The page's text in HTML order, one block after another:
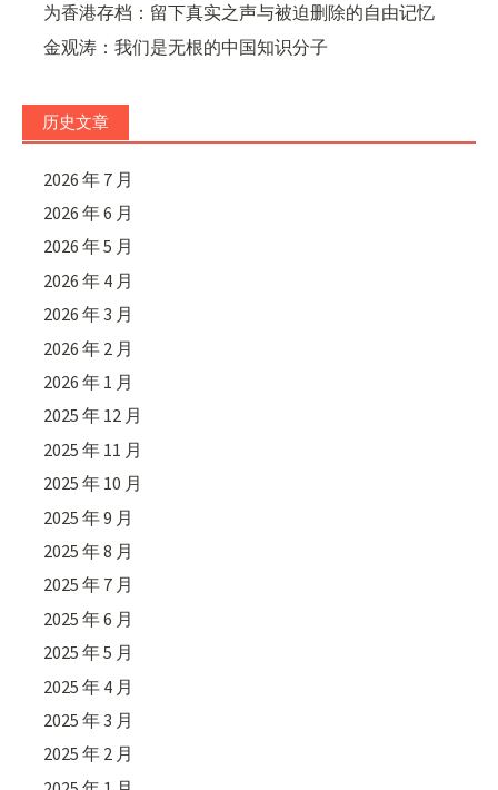
为香港存档：留下真实之声与被迫删除的自由记忆
金观涛：我们是无根的中国知识分子
历史文章
2026 年 7 月
2026 年 6 月
2026 年 5 月
2026 年 4 月
2026 年 3 月
2026 年 2 月
2026 年 1 月
2025 年 12 月
2025 年 11 月
2025 年 10 月
2025 年 9 月
2025 年 8 月
2025 年 7 月
2025 年 6 月
2025 年 5 月
2025 年 4 月
2025 年 3 月
2025 年 2 月